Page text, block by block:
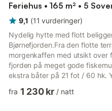
Feriehus • 165 m² • 5
9,1 (11 vurderinger)
Nydelig hytte med flott
Bjørnefjorden.Fra den flotte
morgenkaffen med utsikt over
fjorden på meget gode
ekstra båter på 21 fot / 60 hk.
Båtsesongen varer fra 1. april
fra 1 230 kr / natt